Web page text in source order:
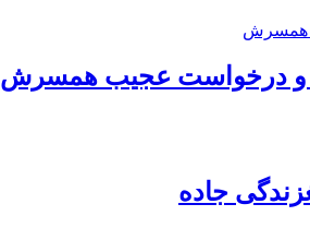
و درخواست عجیب همسرش
جاده